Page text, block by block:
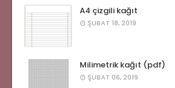
A4 çizgili kağıt
ŞUBAT 18, 2019
Milimetrik kağıt (pdf)
ŞUBAT 06, 2019